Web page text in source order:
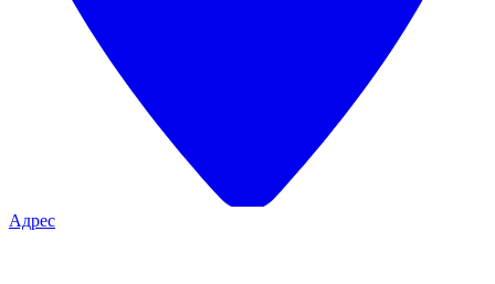
Адрес